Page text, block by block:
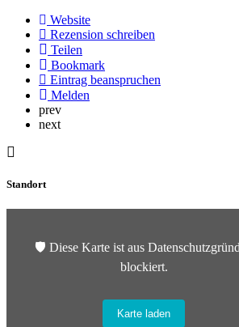
Website
Rezension schreiben
Teilen
Bookmark
Eintrag beanspruchen
Melden
prev
next
Standort
🛡️ Diese Karte ist aus
blockiert.
Karte laden